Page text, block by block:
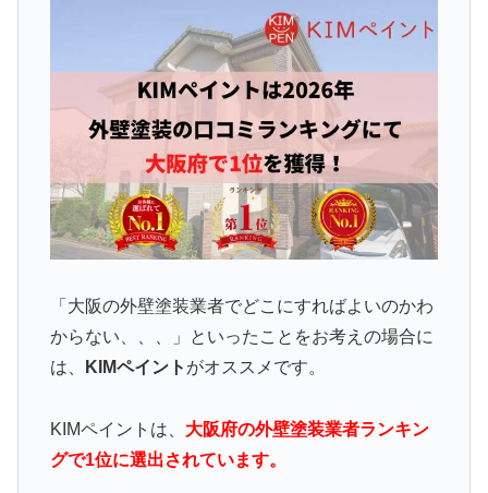
「大阪の外壁塗装業者でどこにすればよいのかわ
からない、、、」といったことをお考えの場合に
は、
KIMペイント がオススメです。
KIMペイントは、 大阪府の外壁塗装業者ランキン
グで1位に選出されています。